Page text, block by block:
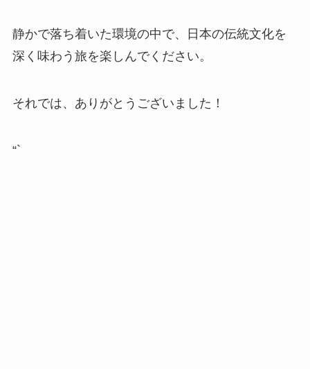
静かで落ち着いた環境の中で、日本の伝統文化を
深く味わう旅を楽しんでください。
それでは、ありがとうございました！
“`